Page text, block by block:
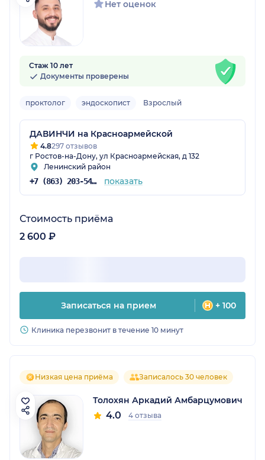
Нет оценок
Стаж 10 лет
Документы проверены
проктолог эндоскопист Взрослый
ДАВИНЧИ на Красноармейской
4.8297 отзывов
г Ростов-на-Дону, ул Красноармейская, д 132
Ленинский район
+7 (863) 203-54-50 показать
Стоимость приёма
2 600 ₽
Записаться на прием + 100
Клиника перезвонит в течение 10 минут
Низкая цена приёма Записалось 30 человек
Толохян Аркадий Амбарцумович
4.0 4 отзыва